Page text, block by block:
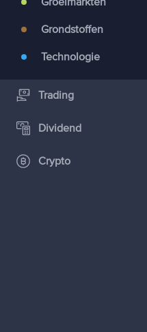
Groeimarkten
Grondstoffen
Technologie
Trading
Dividend
Crypto